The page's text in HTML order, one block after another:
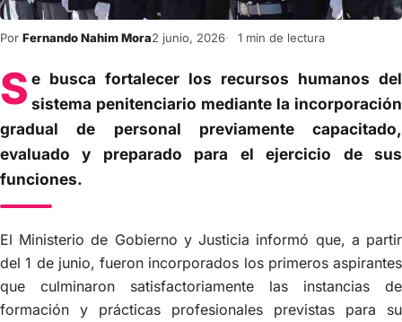
Por Fernando Nahim Mora2 junio, 2026 1 min de lectura
S e busca fortalecer los recursos humanos del
sistema penitenciario mediante la incorporación
gradual de personal previamente capacitado,
evaluado y preparado para el ejercicio de sus
funciones.
El Ministerio de Gobierno y Justicia informó que, a partir
del 1 de junio, fueron incorporados los primeros aspirantes
que culminaron satisfactoriamente las instancias de
formación y prácticas profesionales previstas para su